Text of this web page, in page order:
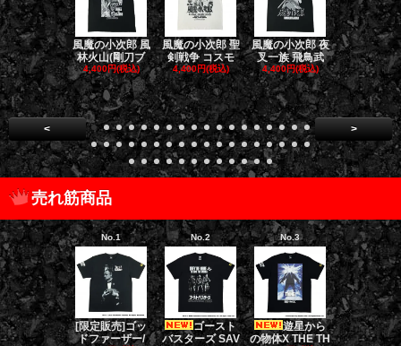
風魔の小次郎 風
林火山(剛刀ブ
4,400円(税込)
風魔の小次郎 聖
剣戦争 コスモ
4,400円(税込)
風魔の小次郎 夜
叉一族 飛鳥武
4,400円(税込)
風魔の小次
魔一族 竜
4,400円(税
< >
売れ筋商品
No.1
[限定販売]ゴッ
ドファーザー/
No.2
ゴースト
バスターズ SAV
No.3
遊星から
の物体X THE TH
No.4
ダークナイ
リロジー/